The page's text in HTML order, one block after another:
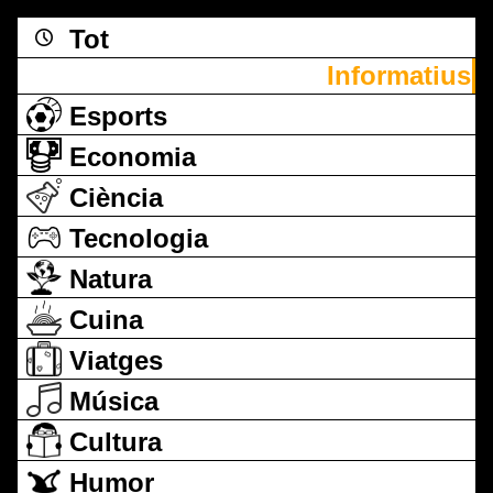
Tot
Informatius
Esports
Economia
Ciència
Tecnologia
Natura
Cuina
Viatges
Música
Cultura
Humor